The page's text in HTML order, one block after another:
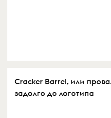
Cracker Barrel, или
задолго до логотипа